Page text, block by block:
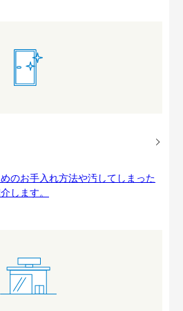
のお手入れ方法や汚してしまった
します。